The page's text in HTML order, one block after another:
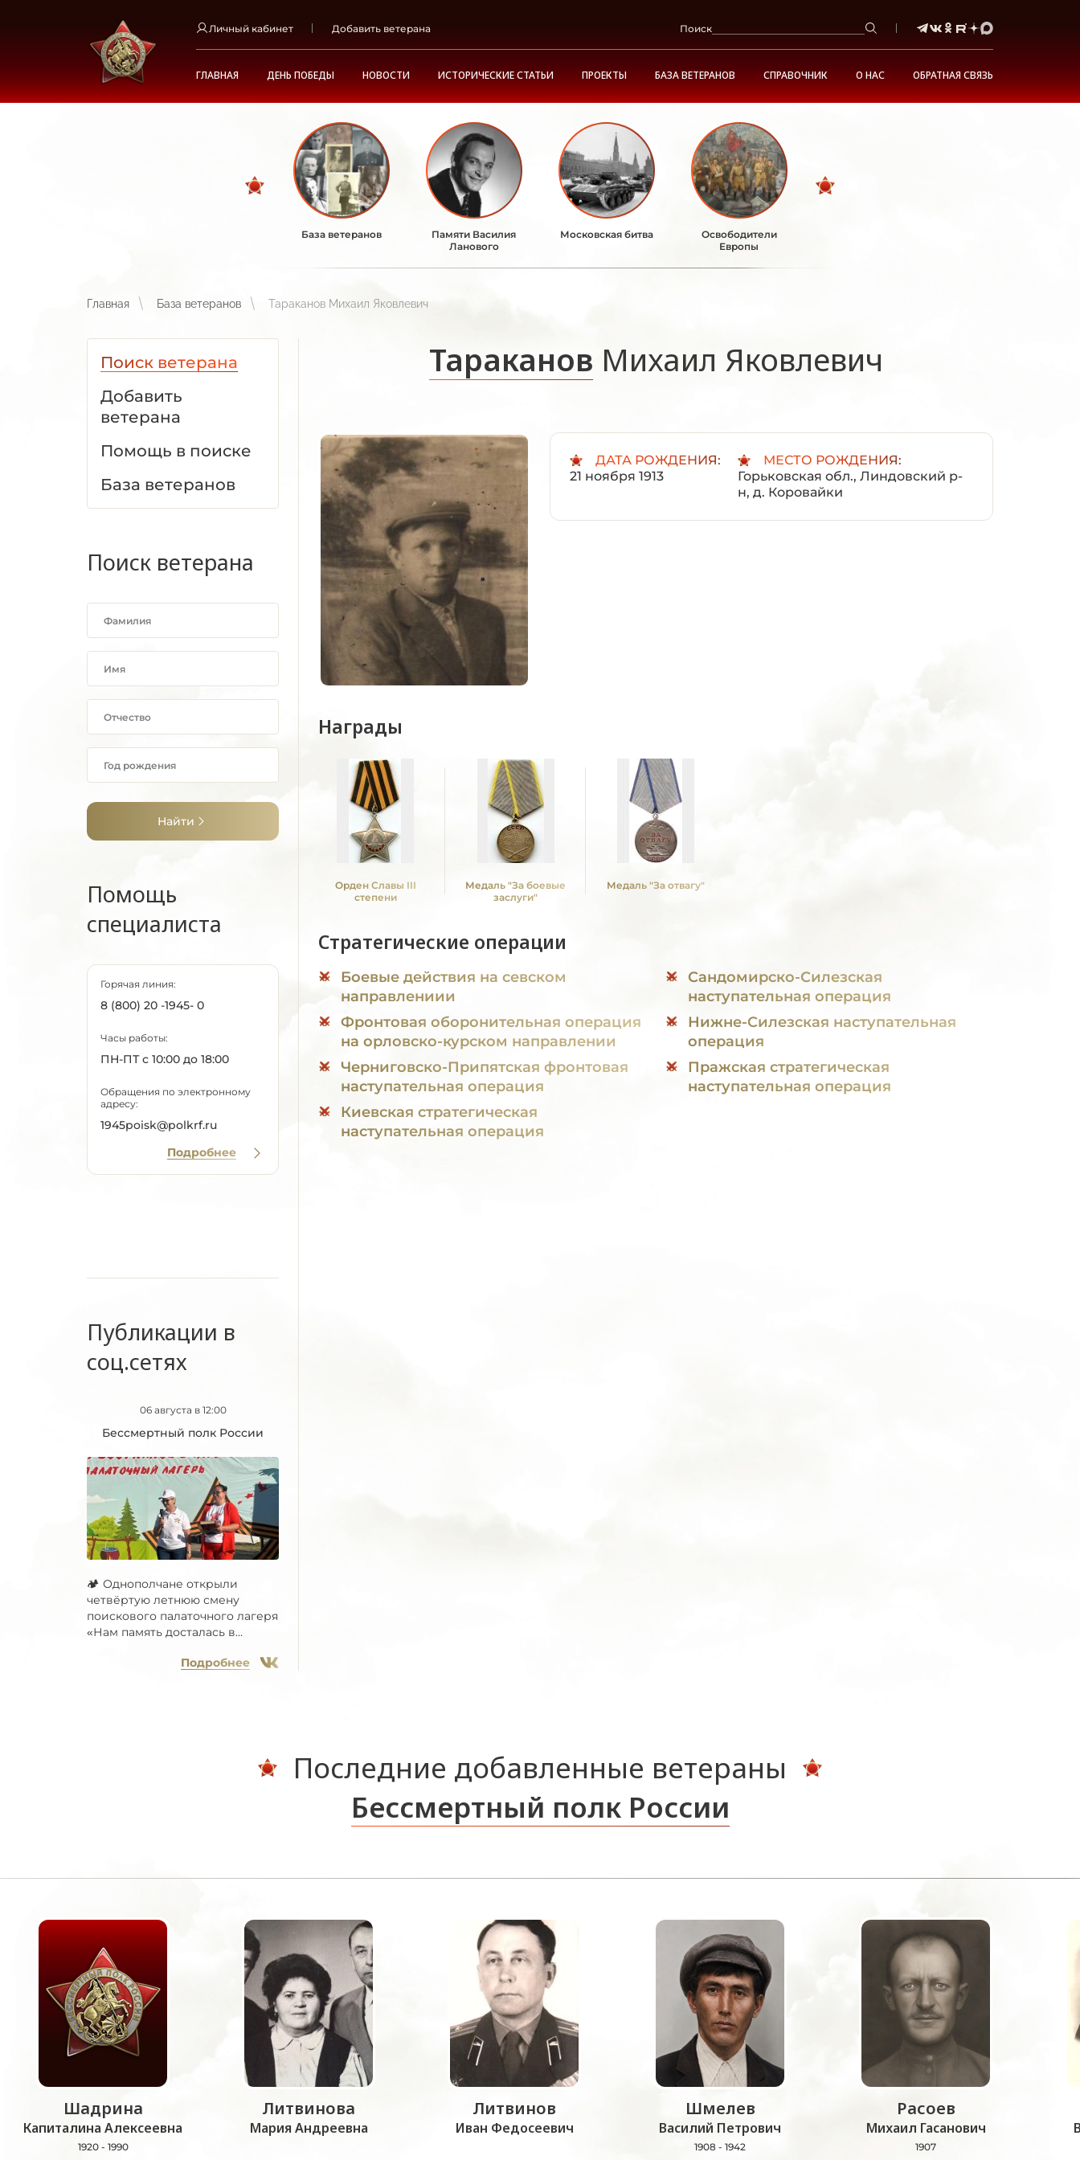
Личный кабинет Добавить ветерана Поиск
ГЛАВНАЯ ДЕНЬ ПОБЕДЫ НОВОСТИ ИСТОРИЧЕСКИЕ СТАТЬИ ПРОЕКТЫ БАЗА ВЕТЕРАНОВ СПРАВОЧНИК О НАС ОБРАТНАЯ СВЯЗЬ
База ветеранов
Памяти Василия
Ланового
Московская битва
Освободители
Европы
Главная База ветеранов Тараканов Михаил Яковлевич
Поиск ветерана
Добавить
ветерана
Помощь в поиске
База ветеранов
Поиск ветерана
Найти
Помощь
специалиста
Горячая линия:
8 (800) 20 -1945- 0
Часы работы:
ПН-ПТ с 10:00 до 18:00
Обращения по электронному
адресу:
1945poisk@polkrf.ru
Подробнее
Публикации в
соц.сетях
06 августа в 12:00
Бессмертный полк России
🏕 Однополчане открыли
четвёртую летнюю смену
поискового палаточного лагеря
«Нам память досталась в...
Подробнее
Тараканов Михаил Яковлевич
ДАТА РОЖДЕНИЯ:
21 ноября 1913
МЕСТО РОЖДЕНИЯ:
Горьковская обл., Линдовский р-
н, д. Коровайки
Награды
Орден Славы III
степени
Медаль "За боевые
заслуги"
Медаль "За отвагу"
Стратегические операции
Боевые действия на севском
направлениии
Фронтовая оборонительная операция
на орловско-курском направлении
Черниговско-Припятская фронтовая
наступательная операция
Киевская стратегическая
наступательная операция
Сандомирско-Силезская
наступательная операция
Нижне-Силезская наступательная
операция
Пражская стратегическая
наступательная операция
Последние добавленные ветераны
Бессмертный полк России
Шадрина
Капиталина Алексеевна
1920 - 1990
Литвинова
Мария Андреевна
Литвинов
Иван Федосеевич
Шмелев
Василий Петрович
1908 - 1942
Расоев
Михаил Гасанович
1907